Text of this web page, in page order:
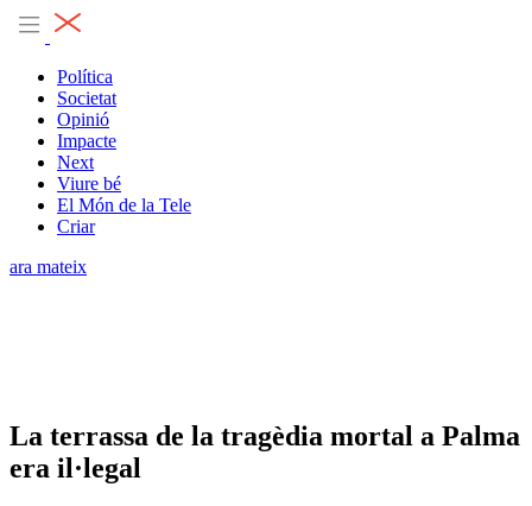
Política
Societat
Opinió
Impacte
Next
Viure bé
El Món de la Tele
Criar
ara mateix
La terrassa de la tragèdia mortal a Palma
era il·legal